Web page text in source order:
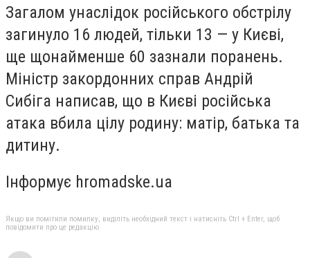
Загалом унаслідок російського обстрілу
загинуло 16 людей, тільки 13 — у Києві,
ще щонайменше 60 зазнали поранень.
Міністр закордонних справ Андрій
Сибіга написав, що в Києві російська
атака вбила цілу родину: матір, батька та
дитину.
Інформує hromadske.ua
Якщо ви помітили помилку, виділіть необхідний текст і натисніть Ctrl + Enter, щоб
повідомити про це редакцію